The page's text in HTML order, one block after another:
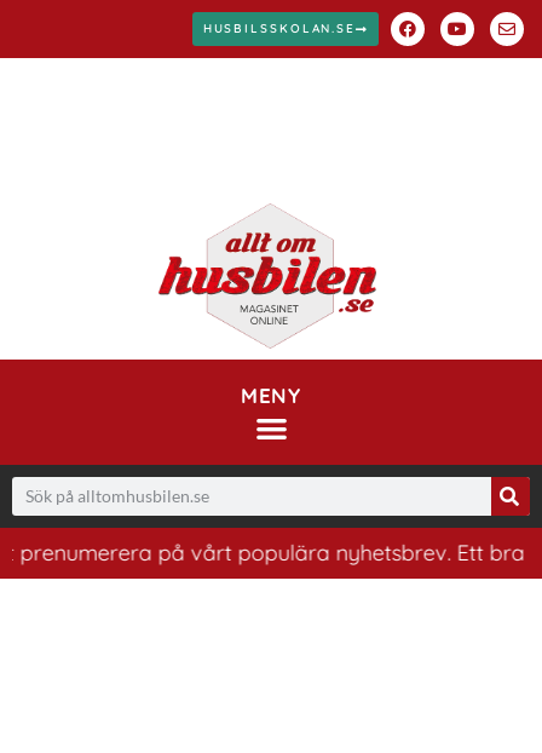
HUSBILSSKOLAN.SE
MENY
på vårt populära nyhetsbrev. Ett bra sätt